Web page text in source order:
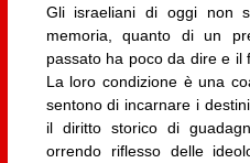
Gli israeliani di oggi non
memoria, quanto di un
passato ha poco da dire e il
La loro condizione è una
sentono di incarnare i
il diritto storico di
orrendo riflesso delle